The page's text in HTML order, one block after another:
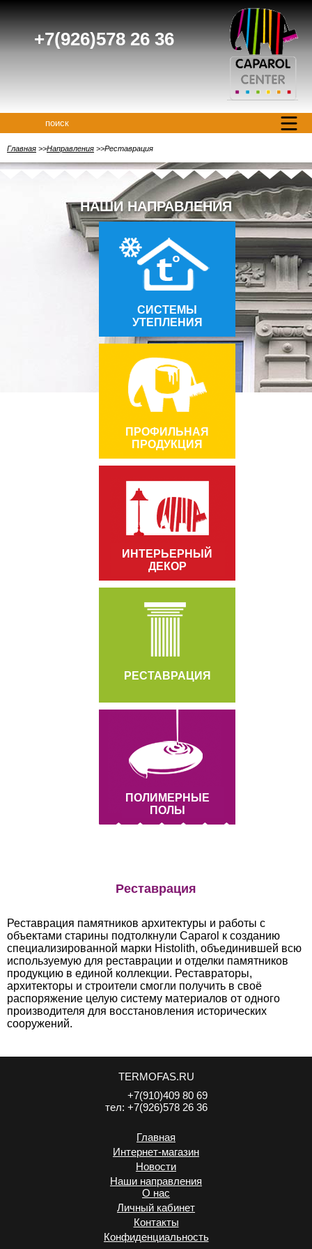
+7(926)578 26 36
поиск
Главная Направления Реставрация
НАШИ НАПРАВЛЕНИЯ
СИСТЕМЫ
УТЕПЛЕНИЯ
ПРОФИЛЬНАЯ
ПРОДУКЦИЯ
ИНТЕРЬЕРНЫЙ
ДЕКОР
РЕСТАВРАЦИЯ
ПОЛИМЕРНЫЕ
ПОЛЫ
Реставрация
Реставрация памятников архитектуры и работы с
объектами старины подтолкнули Caparol к созданию
специализированной марки Histolith, объединившей всю
используемую для реставрации и отделки памятников
продукцию в единой коллекции. Реставраторы,
архитекторы и строители смогли получить в своё
распоряжение целую систему материалов от одного
производителя для восстановления исторических
сооружений.
TERMOFAS.RU
тел:
+7(910)409 80 69
+7(926)578 26 36
Главная
Интернет-магазин
Новости
Наши направления
О нас
Личный кабинет
Контакты
Конфиденциальность